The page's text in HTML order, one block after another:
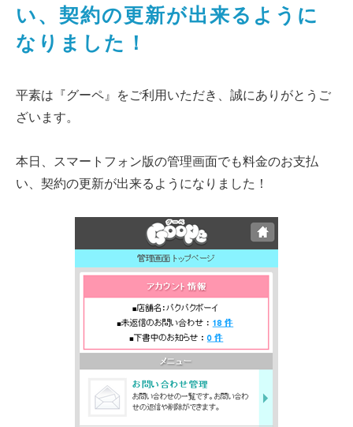
い、契約の更新が出来るように
なりました！
平素は『グーペ』をご利用いただき、誠にありがとうご
ざいます。
本日、スマートフォン版の管理画面でも料金のお支払
い、契約の更新が出来るようになりました！